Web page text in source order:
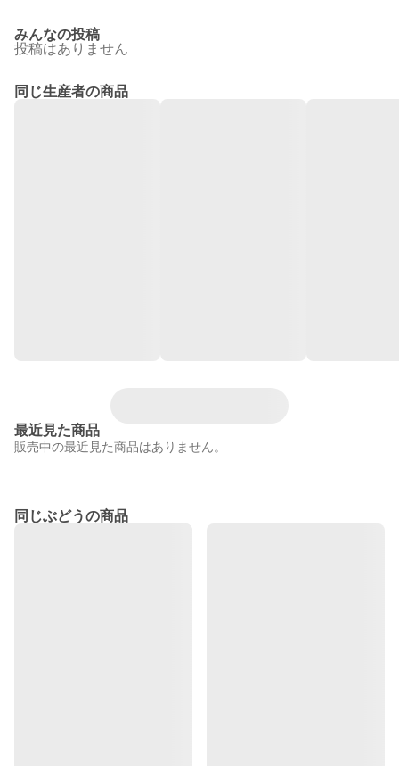
みんなの投稿
投稿はありません
同じ生産者の商品
最近見た商品
販売中の最近見た商品はありません。
同じぶどうの商品